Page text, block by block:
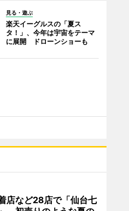
見る・遊ぶ
楽天イーグルスの「夏ス
タ！」、今年は宇宙をテーマ
に展開 ドローンショーも
店など28店で「仙台七